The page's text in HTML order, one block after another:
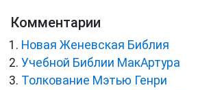
Комментарии
Новая Женевская Библия
Учебной Библии МакАртура
Толкование Мэтью Генри